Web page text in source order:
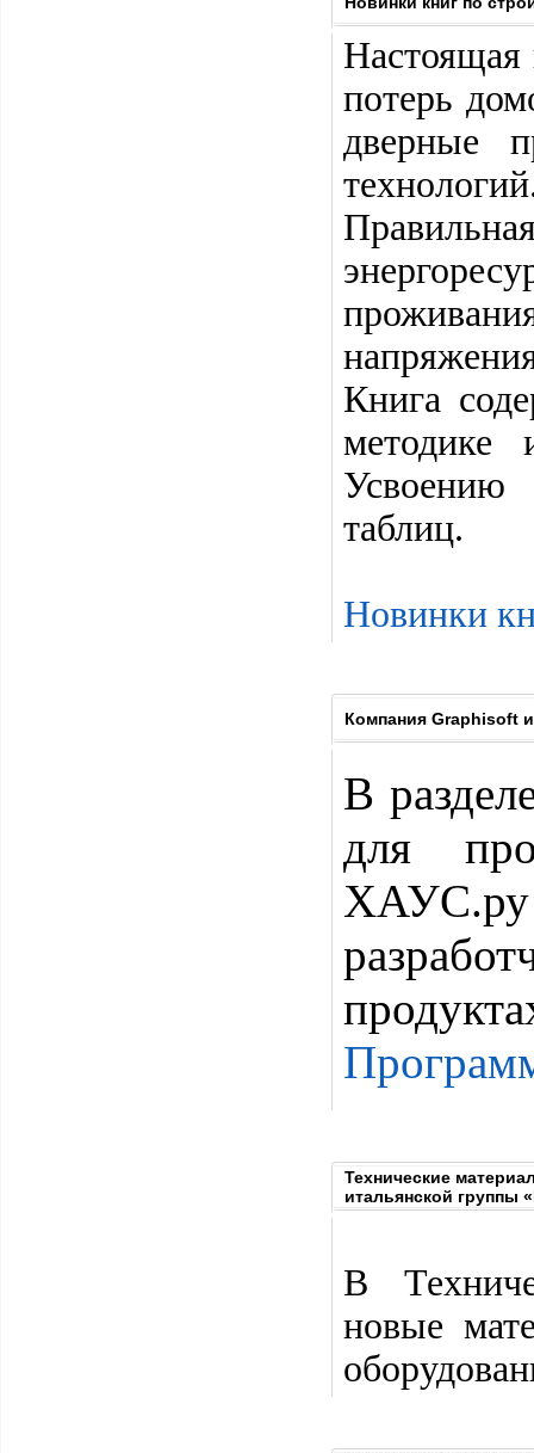
Настоящая
потерь
дверные
Книга
методике
Усвоению
таблиц.
Новинки
Компания Graphisoft
В
для
ХАУС.ру
Технические
итальянской группы
В
новые